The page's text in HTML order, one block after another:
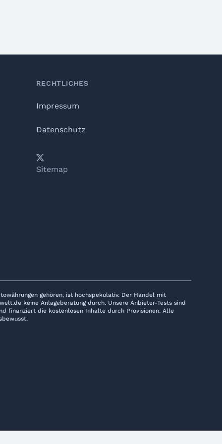
RECHTLICHES
Impressum
Datenschutz
YouTube
𝕏LinkedIn
Telegram
Sitemap
gehören, ist hochspekulativ. Der Handel mit
keine Anlageberatung durch. Unsere Anbieter-Tests sind
finanziert die kostenlosen Inhalte durch Provisionen. Alle